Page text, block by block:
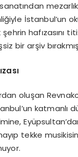
İstanbul’un
hafızasını
bir arşiv
oluşan
katmanlı
tekke